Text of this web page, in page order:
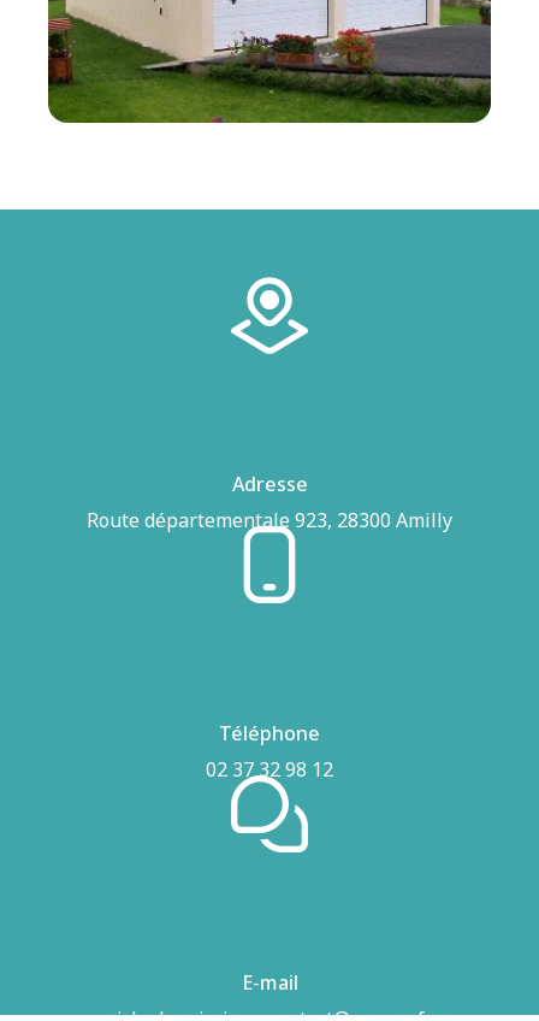
Adresse
Route départementale 923, 28300 Amilly
Téléphone
02 37 32 98 12
E-mail